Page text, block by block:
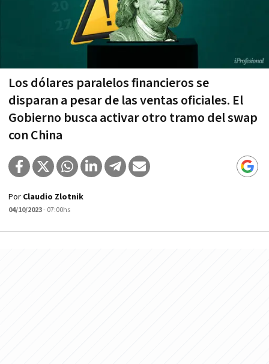
Los dólares paralelos financieros se
disparan a pesar de las ventas oficiales. El
Gobierno busca activar otro tramo del swap
con China
Por Claudio Zlotnik
04/10/2023- 07:00hs